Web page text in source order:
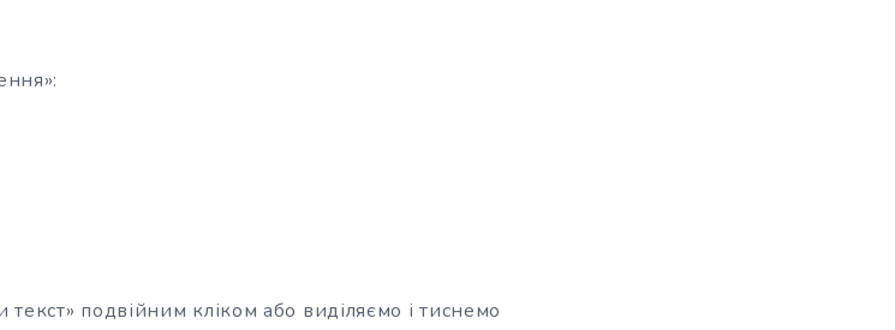
подвійним кліком або виділяємо і тиснемо